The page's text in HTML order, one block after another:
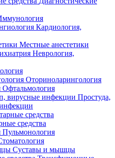
Кардиология,
Местные анестетики
Неврология,
Оториноларингология
Офтальмология
Простуда,
средства
Пульмонология
Суставы и мышцы